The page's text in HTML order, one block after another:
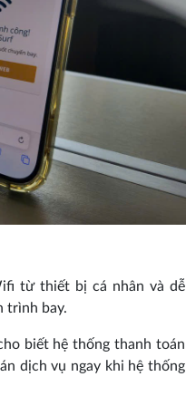
từ thiết bị cá nhân và dễ
trình bay.
biết hệ thống thanh toán
dịch vụ ngay khi hệ thống